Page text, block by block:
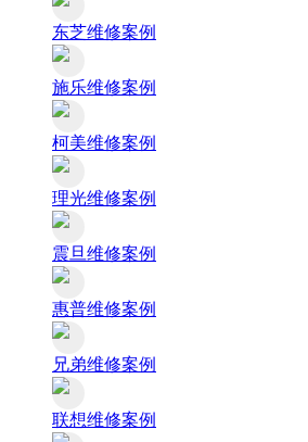
东芝维修案例
施乐维修案例
柯美维修案例
理光维修案例
震旦维修案例
惠普维修案例
兄弟维修案例
联想维修案例